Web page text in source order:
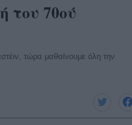
του 70ού
τώρα μαθαίνουμε όλη την